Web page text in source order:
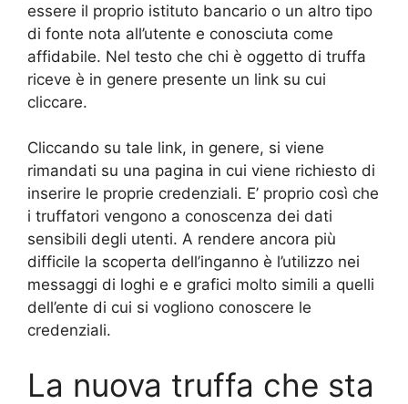
essere il proprio istituto bancario o un altro tipo
di fonte nota all’utente e conosciuta come
affidabile. Nel testo che chi è oggetto di truffa
riceve è in genere presente un link su cui
cliccare.
Cliccando su tale link, in genere, si viene
rimandati su una pagina in cui viene richiesto di
inserire le proprie credenziali. E’ proprio così che
i truffatori vengono a conoscenza dei dati
sensibili degli utenti. A rendere ancora più
difficile la scoperta dell’inganno è l’utilizzo nei
messaggi di loghi e e grafici molto simili a quelli
dell’ente di cui si vogliono conoscere le
credenziali.
La nuova truffa che sta